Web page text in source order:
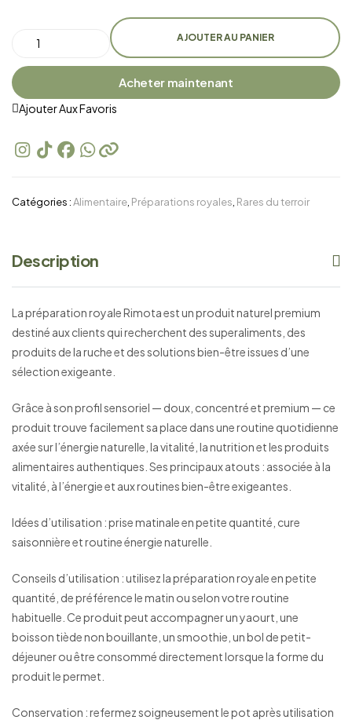
AJOUTER AU PANIER
Acheter maintenant
Ajouter Aux Favoris
Catégories :Alimentaire Préparations royales Rares du terroir
Description
La préparation royale Rimota est un produit naturel premium
destiné aux clients qui recherchent des superaliments, des
produits de la ruche et des solutions bien-être issues d’une
sélection exigeante.
Grâce à son profil sensoriel — doux, concentré et premium — ce
produit trouve facilement sa place dans une routine quotidienne
axée sur l’énergie naturelle, la vitalité, la nutrition et les produits
alimentaires authentiques. Ses principaux atouts : associée à la
vitalité, à l’énergie et aux routines bien-être exigeantes.
Idées d’utilisation : prise matinale en petite quantité, cure
saisonnière et routine énergie naturelle.
Conseils d’utilisation : utilisez la préparation royale en petite
quantité, de préférence le matin ou selon votre routine
habituelle. Ce produit peut accompagner un yaourt, une
boisson tiède non bouillante, un smoothie, un bol de petit-
déjeuner ou être consommé directement lorsque la forme du
produit le permet.
Conservation : refermez soigneusement le pot après utilisation